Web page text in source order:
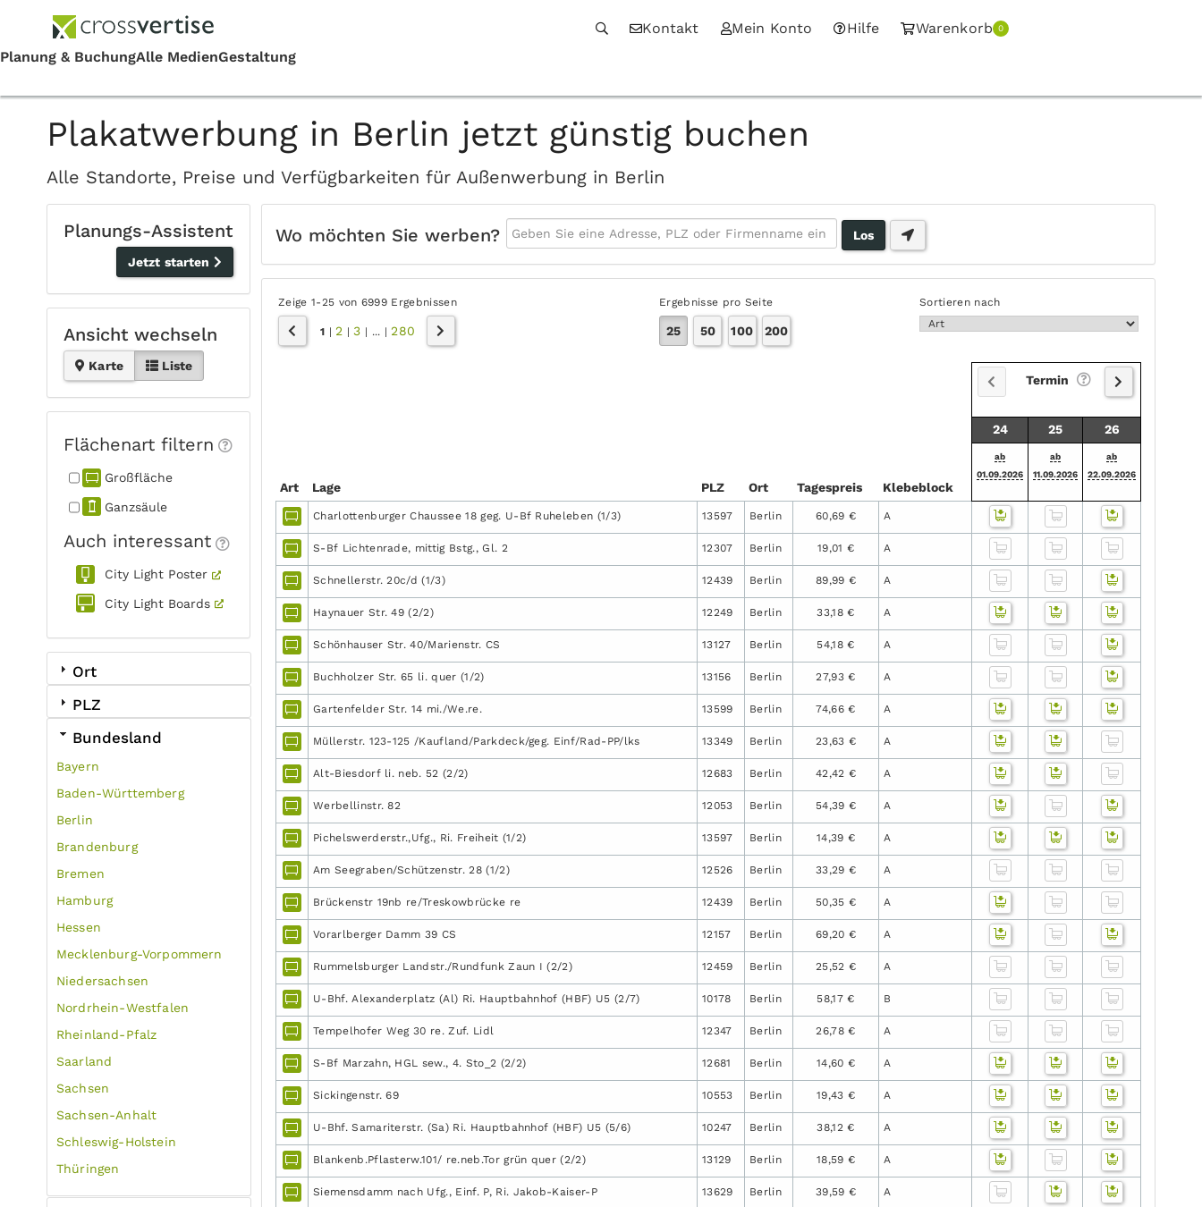
Kontakt Mein Konto Hilfe Warenkorb 0
Plakatwerbung in Berlin jetzt günstig buchen
Alle Standorte, Preise und Verfügbarkeiten für Außenwerbung in Berlin
Planungs-Assistent
Jetzt starten
Ansicht wechseln
Karte Liste
Flächenart filtern
Großfläche
Ganzsäule
Auch interessant
City Light Poster
City Light Boards
Ort
PLZ
Bundesland
Bayern
Baden-Württemberg
Berlin
Brandenburg
Bremen
Hamburg
Hessen
Mecklenburg-Vorpommern
Niedersachsen
Nordrhein-Westfalen
Rheinland-Pfalz
Saarland
Sachsen
Sachsen-Anhalt
Schleswig-Holstein
Thüringen
Wo möchten Sie werben?
Zeige 1-25 von 6999 Ergebnissen Ergebnisse pro Seite Sortieren nach
1 | 2 |3 | ... | 280 25 50 100 200
Art Lage PLZ Ort Tages­preis Klebe­block
Termin
24 25 26
ab
01.09.2026
ab
11.09.2026
ab
22.09.2026
Charlottenburger Chaussee 18 geg. U-Bf Ruheleben (1/3) 13597 Berlin 60,69 € A
S-Bf Lichtenrade, mittig Bstg., Gl. 2 12307 Berlin 19,01 € A
Schnellerstr. 20c/d (1/3) 12439 Berlin 89,99 € A
Haynauer Str. 49 (2/2) 12249 Berlin 33,18 € A
Schönhauser Str. 40/Marienstr. CS 13127 Berlin 54,18 € A
Buchholzer Str. 65 li. quer (1/2) 13156 Berlin 27,93 € A
Gartenfelder Str. 14 mi./We.re. 13599 Berlin 74,66 € A
Müllerstr. 123-125 /Kaufland/Parkdeck/geg. Einf/Rad-PP/lks 13349 Berlin 23,63 € A
Alt-Biesdorf li. neb. 52 (2/2) 12683 Berlin 42,42 € A
Werbellinstr. 82 12053 Berlin 54,39 € A
Pichelswerderstr.,Ufg., Ri. Freiheit (1/2) 13597 Berlin 14,39 € A
Am Seegraben/Schützenstr. 28 (1/2) 12526 Berlin 33,29 € A
Brückenstr 19nb re/Treskowbrücke re 12439 Berlin 50,35 € A
Vorarlberger Damm 39 CS 12157 Berlin 69,20 € A
Rummelsburger Landstr./Rundfunk Zaun I (2/2) 12459 Berlin 25,52 € A
U-Bhf. Alexanderplatz (Al) Ri. Hauptbahnhof (HBF) U5 (2/7) 10178 Berlin 58,17 € B
Tempelhofer Weg 30 re. Zuf. Lidl 12347 Berlin 26,78 € A
S-Bf Marzahn, HGL sew., 4. Sto_2 (2/2) 12681 Berlin 14,60 € A
Sickingenstr. 69 10553 Berlin 19,43 € A
U-Bhf. Samariterstr. (Sa) Ri. Hauptbahnhof (HBF) U5 (5/6) 10247 Berlin 38,12 € A
Blankenb.Pflasterw.101/ re.neb.Tor grün quer (2/2) 13129 Berlin 18,59 € A
Siemensdamm nach Ufg., Einf. P, Ri. Jakob-Kaiser-P 13629 Berlin 39,59 € A